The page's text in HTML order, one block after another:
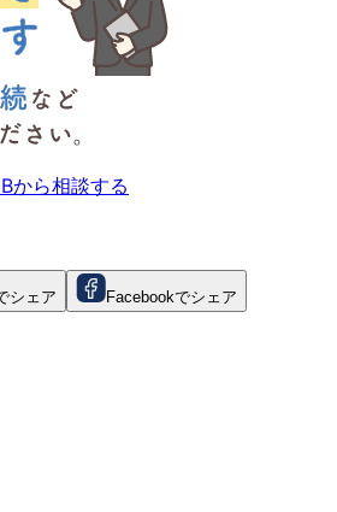
から相談する
シェア Facebookでシェア